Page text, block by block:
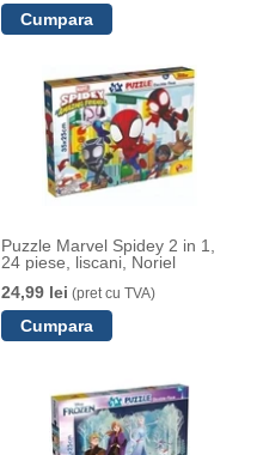
Puzzle Marvel Spidey 2 in 1,
24 piese, liscani, Noriel
24,99 lei (pret cu TVA)